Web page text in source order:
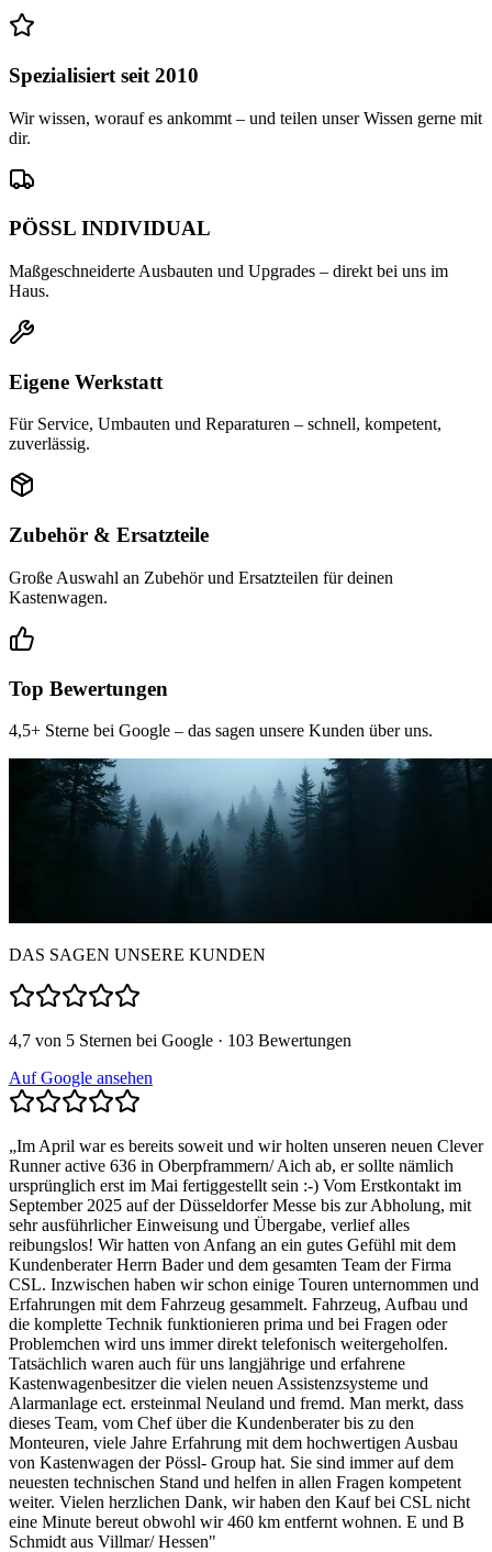
Spezialisiert seit 2010
Wir wissen, worauf es ankommt – und teilen unser Wissen gerne mit
dir.
PÖSSL INDIVIDUAL
Maßgeschneiderte Ausbauten und Upgrades – direkt bei uns im
Haus.
Eigene Werkstatt
Für Service, Umbauten und Reparaturen – schnell, kompetent,
zuverlässig.
Zubehör & Ersatzteile
Große Auswahl an Zubehör und Ersatzteilen für deinen
Kastenwagen.
Top Bewertungen
4,5+ Sterne bei Google – das sagen unsere Kunden über uns.
DAS SAGEN UNSERE KUNDEN
4,7 von 5 Sternen bei Google · 103 Bewertungen
Auf Google ansehen
„Im April war es bereits soweit und wir holten unseren neuen Clever
Runner active 636 in Oberpframmern/ Aich ab, er sollte nämlich
ursprünglich erst im Mai fertiggestellt sein :-) Vom Erstkontakt im
September 2025 auf der Düsseldorfer Messe bis zur Abholung, mit
sehr ausführlicher Einweisung und Übergabe, verlief alles
reibungslos! Wir hatten von Anfang an ein gutes Gefühl mit dem
Kundenberater Herrn Bader und dem gesamten Team der Firma
CSL. Inzwischen haben wir schon einige Touren unternommen und
Erfahrungen mit dem Fahrzeug gesammelt. Fahrzeug, Aufbau und
die komplette Technik funktionieren prima und bei Fragen oder
Problemchen wird uns immer direkt telefonisch weitergeholfen.
Tatsächlich waren auch für uns langjährige und erfahrene
Kastenwagenbesitzer die vielen neuen Assistenzsysteme und
Alarmanlage ect. ersteinmal Neuland und fremd. Man merkt, dass
dieses Team, vom Chef über die Kundenberater bis zu den
Monteuren, viele Jahre Erfahrung mit dem hochwertigen Ausbau
von Kastenwagen der Pössl- Group hat. Sie sind immer auf dem
neuesten technischen Stand und helfen in allen Fragen kompetent
weiter. Vielen herzlichen Dank, wir haben den Kauf bei CSL nicht
eine Minute bereut obwohl wir 460 km entfernt wohnen. E und B
Schmidt aus Villmar/ Hessen"